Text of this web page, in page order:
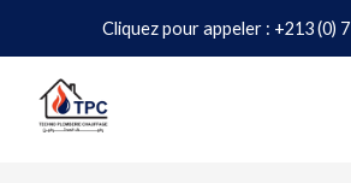
Cliquez pour appeler : +213 (0)
contenu